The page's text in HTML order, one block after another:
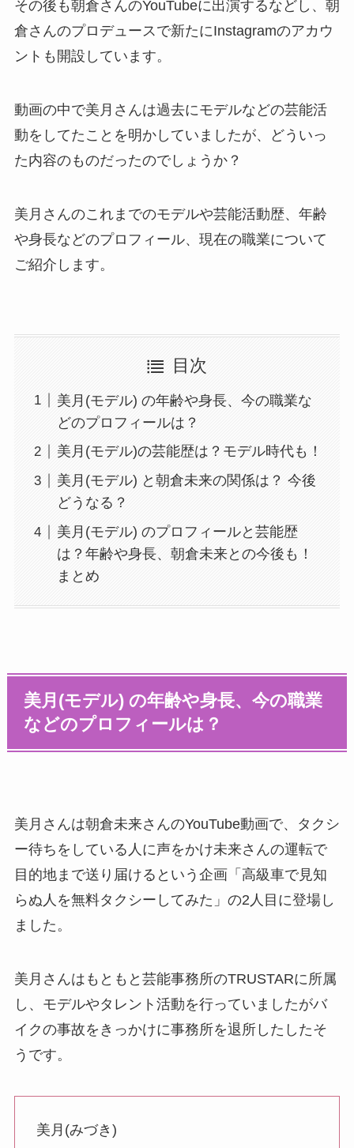
その後も朝倉さんのYouTubeに出演するなどし、朝
倉さんのプロデュースで新たにInstagramのアカウ
ントも開設しています。
動画の中で美月さんは過去にモデルなどの芸能活
動をしてたことを明かしていましたが、どういっ
た内容のものだったのでしょうか？
美月さんのこれまでのモデルや芸能活動歴、年齢
や身長などのプロフィール、現在の職業について
ご紹介します。
目次
美月(モデル) の年齢や身長、今の職業な
どのプロフィールは？
美月(モデル)の芸能歴は？モデル時代も！
美月(モデル) と朝倉未来の関係は？ 今後
どうなる？
美月(モデル) のプロフィールと芸能歴
は？年齢や身長、朝倉未来との今後も！
まとめ
美月(モデル) の年齢や身長、今の職業
などのプロフィールは？
美月さんは朝倉未来さんのYouTube動画で、タクシ
ー待ちをしている人に声をかけ未来さんの運転で
目的地まで送り届けるという企画「高級車で見知
らぬ人を無料タクシーしてみた」の2人目に登場し
ました。
美月さんはもともと芸能事務所のTRUSTARに所属
し、モデルやタレント活動を行っていましたがバ
イクの事故をきっかけに事務所を退所したしたそ
うです。
美月(みづき)